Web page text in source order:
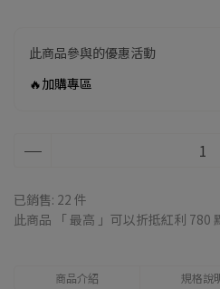
此商品參與的優惠活動
🔥加購專區
已銷售: 22 件
此商品 「 最高 」可以折抵紅利 780
商品介紹 規格說